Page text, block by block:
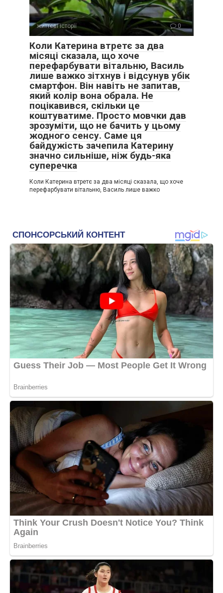
життєві історії 0
Коли Катерина втретє за два
місяці сказала, що хоче
перефарбувати вітальню, Василь
лише важко зітхнув і відсунув убік
смартфон. Він навіть не запитав,
який колір вона обрала. Не
поцікавився, скільки це
коштуватиме. Просто мовчки дав
зрозуміти, що не бачить у цьому
жодного сенсу. Саме ця
байдужість зачепила Катерину
значно сильніше, ніж будь-яка
суперечка
Коли Катерина втретє за два місяці сказала, що хоче
перефарбувати вітальню, Василь лише важко